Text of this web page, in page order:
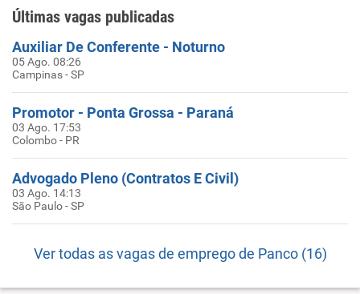
Últimas vagas publicadas
Auxiliar De Conferente - Noturno
05 Ago. 08:26
Campinas - SP
Promotor - Ponta Grossa - Paraná
03 Ago. 17:53
Colombo - PR
Advogado Pleno (Contratos E Civil)
03 Ago. 14:13
São Paulo - SP
Ver todas as vagas de emprego de Panco (16)